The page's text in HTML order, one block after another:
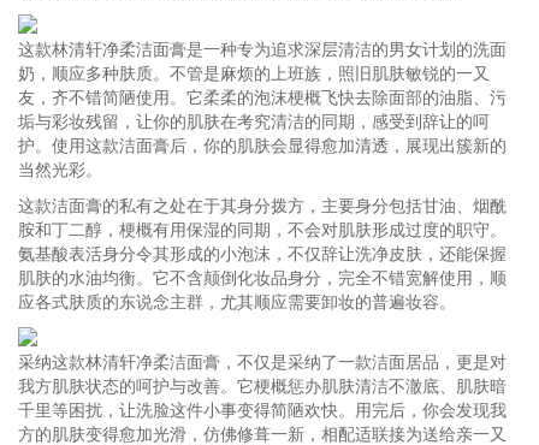
这款林清轩净柔洁面膏是一种专为追求深层清洁的男女计划的洗面
奶，顺应多种肤质。不管是麻烦的上班族，照旧肌肤敏锐的一又
友，齐不错简陋使用。它柔柔的泡沫梗概飞快去除面部的油脂、污
垢与彩妆残留，让你的肌肤在考究清洁的同期，感受到辞让的呵
护。使用这款洁面膏后，你的肌肤会显得愈加清透，展现出簇新的
当然光彩。
这款洁面膏的私有之处在于其身分拨方，主要身分包括甘油、烟酰
胺和丁二醇，梗概有用保湿的同期，不会对肌肤形成过度的职守。
氨基酸表活身分令其形成的小泡沫，不仅辞让洗净皮肤，还能保握
肌肤的水油均衡。它不含颠倒化妆品身分，完全不错宽解使用，顺
应各式肤质的东说念主群，尤其顺应需要卸妆的普遍妆容。
采纳这款林清轩净柔洁面膏，不仅是采纳了一款洁面居品，更是对
我方肌肤状态的呵护与改善。它梗概惩办肌肤清洁不澈底、肌肤暗
千里等困扰，让洗脸这件小事变得简陋欢快。用完后，你会发现我
方的肌肤变得愈加光滑，仿佛修葺一新，相配适联接为送给亲一又